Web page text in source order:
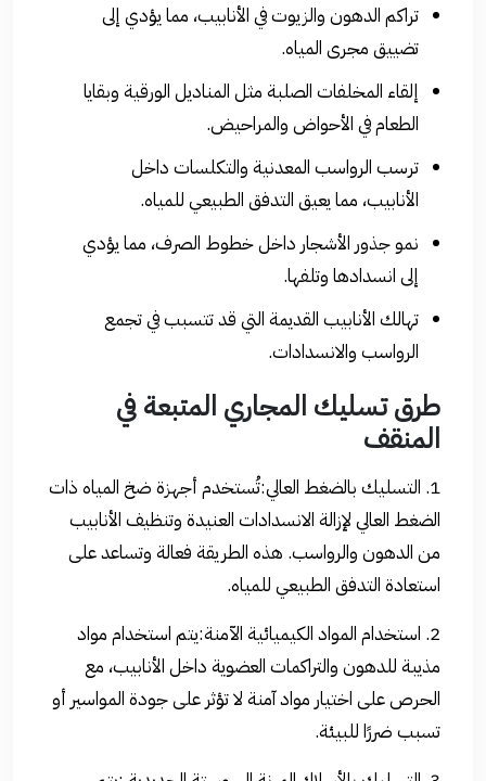
تراكم الدهون والزيوت في الأنابيب، مما يؤدي إلى
تضييق مجرى المياه.
إلقاء المخلفات الصلبة مثل المناديل الورقية وبقايا
الطعام في الأحواض والمراحيض.
ترسب الرواسب المعدنية والتكلسات داخل
الأنابيب، مما يعيق التدفق الطبيعي للمياه.
نمو جذور الأشجار داخل خطوط الصرف، مما يؤدي
إلى انسدادها وتلفها.
تهالك الأنابيب القديمة التي قد تتسبب في تجمع
الرواسب والانسدادات.
طرق تسليك المجاري المتبعة في
المنقف
1. التسليك بالضغط العالي:تُستخدم أجهزة ضخ المياه ذات
الضغط العالي لإزالة الانسدادات العنيدة وتنظيف الأنابيب
من الدهون والرواسب. هذه الطريقة فعالة وتساعد على
استعادة التدفق الطبيعي للمياه.
2. استخدام المواد الكيميائية الآمنة:يتم استخدام مواد
مذيبة للدهون والتراكمات العضوية داخل الأنابيب، مع
الحرص على اختيار مواد آمنة لا تؤثر على جودة المواسير أو
تسبب ضررًا للبيئة.